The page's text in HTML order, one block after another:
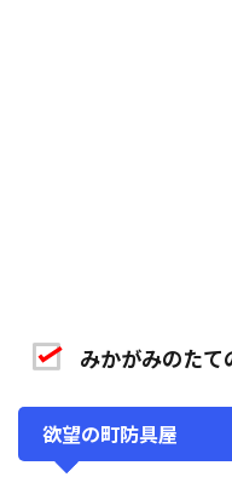
みかがみのたて
欲望の町防具屋